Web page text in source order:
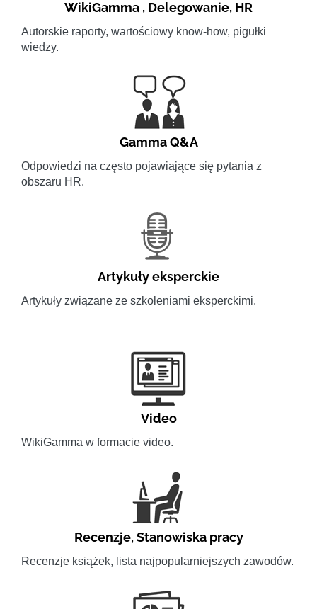
WikiGamma , Delegowanie, HR
Autorskie raporty, wartościowy know-how, pigułki
wiedzy.
Gamma Q&A
Odpowiedzi na często pojawiające się pytania z
obszaru HR.
Artykuły eksperckie
Artykuły związane ze szkoleniami eksperckimi.
Video
WikiGamma w formacie video.
Recenzje,Stanowiska pracy
Recenzje książek, lista najpopularniejszych zawodów.